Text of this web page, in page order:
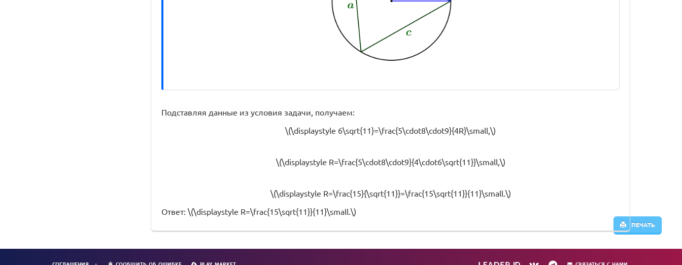
ПЕЧАТЬ
Подставляя данные из условия задачи, получаем:
\(\displaystyle 6\sqrt{11}=\frac{5\cdot8\cdot9}{4R}\small,\)
\(\displaystyle R=\frac{5\cdot8\cdot9}{4\cdot6\sqrt{11}}\small,\)
\(\displaystyle R=\frac{15}{\sqrt{11}}=\frac{15\sqrt{11}}{11}\small.\)
Ответ: \(\displaystyle R=\frac{15\sqrt{11}}{11}\small.\)